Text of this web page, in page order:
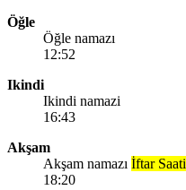
Öğle
Öğle namazı
12:52
Ikindi
Ikindi namazi
16:43
Akşam
Akşam namazı İftar Saati
18:20